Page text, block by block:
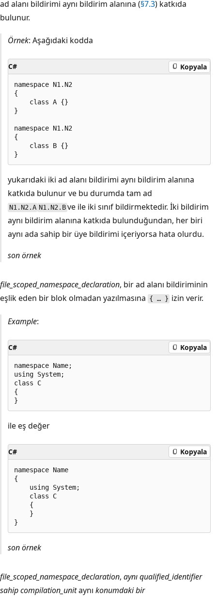
ad alanı bildirimi aynı bildirim alanına (§7.3) katkıda
bulunur.
Örnek: Aşağıdaki kodda
C# Kopyala
namespace N1.N2
{
    class A {}
}
namespace N1.N2
{
    class B {}
yukarıdaki iki ad alanı bildirimi aynı bildirim alanına
katkıda bulunur ve bu durumda tam ad
N1.N2.A N1.N2.Bve ile iki sınıf bildirmektedir. İki bildirim
aynı bildirim alanına katkıda bulunduğundan, her biri
aynı ada sahip bir üye bildirimi içeriyorsa hata olurdu.
son örnek
file_scoped_namespace_declaration, bir ad alanı bildiriminin
eşlik eden bir blok olmadan yazılmasına { … } izin verir.
Example:
C# Kopyala
namespace Name;
using System;
class C
{
ile eş değer
C# Kopyala
namespace Name
{
    using System;
    class C
    {
    }
son örnek
file_scoped_namespace_declaration, aynı qualified_identifier
sahip compilation_unitaynı konumdaki bir